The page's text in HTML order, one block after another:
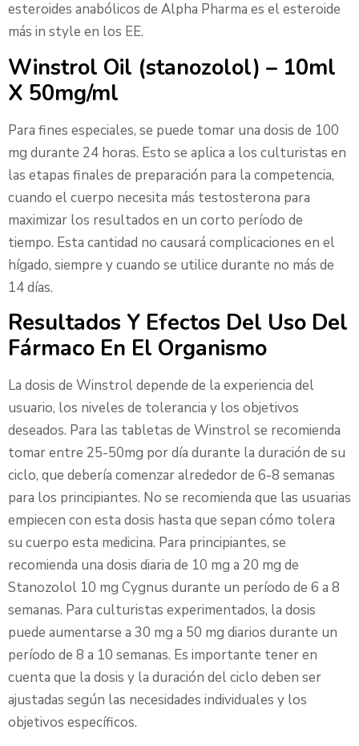
esteroides anabólicos de Alpha Pharma es el esteroide
más in style en los EE.
Winstrol Oil (stanozolol) – 10ml
X 50mg/ml
Para fines especiales, se puede tomar una dosis de 100
mg durante 24 horas. Esto se aplica a los culturistas en
las etapas finales de preparación para la competencia,
cuando el cuerpo necesita más testosterona para
maximizar los resultados en un corto período de
tiempo. Esta cantidad no causará complicaciones en el
hígado, siempre y cuando se utilice durante no más de
14 días.
Resultados Y Efectos Del Uso Del
Fármaco En El Organismo
La dosis de Winstrol depende de la experiencia del
usuario, los niveles de tolerancia y los objetivos
deseados. Para las tabletas de Winstrol se recomienda
tomar entre 25-50mg por día durante la duración de su
ciclo, que debería comenzar alrededor de 6-8 semanas
para los principiantes. No se recomienda que las usuarias
empiecen con esta dosis hasta que sepan cómo tolera
su cuerpo esta medicina. Para principiantes, se
recomienda una dosis diaria de 10 mg a 20 mg de
Stanozolol 10 mg Cygnus durante un período de 6 a 8
semanas. Para culturistas experimentados, la dosis
puede aumentarse a 30 mg a 50 mg diarios durante un
período de 8 a 10 semanas. Es importante tener en
cuenta que la dosis y la duración del ciclo deben ser
ajustadas según las necesidades individuales y los
objetivos específicos.